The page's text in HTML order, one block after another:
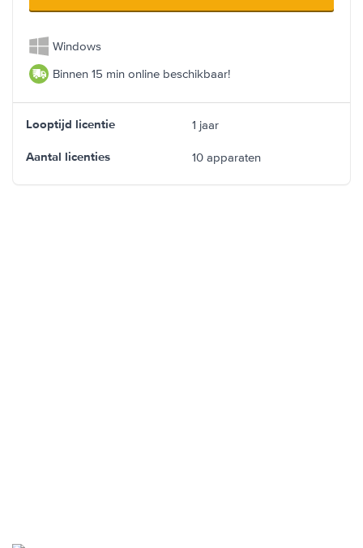
Windows
Binnen 15 min online beschikbaar!
Looptijd licentie 1 jaar
Aantal licenties 10 apparaten